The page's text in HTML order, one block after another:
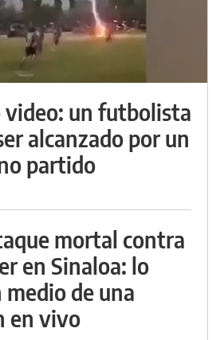
un futbolista
alcanzado por un
partido
mortal contra
en Sinaloa: lo
de una
en vivo